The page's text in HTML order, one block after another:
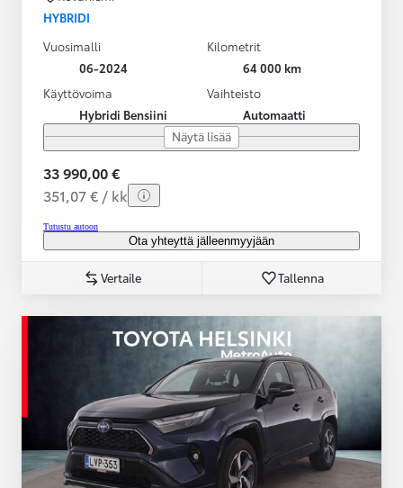
HYBRIDI
Vuosimalli
06-2024
Kilometrit
64 000 km
Käyttövoima
Hybridi Bensiini
Vaihteisto
Automaatti
Näytä lisää
33 990,00 €
351,07 € / kk
Tutustu autoon
Ota yhteyttä jälleenmyyjään
Vertaile Tallenna